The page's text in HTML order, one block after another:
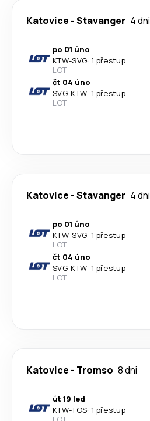
Katovice -Stavanger 4 dni
po 01 úno
KTW-SVG· 1 přestup
LOT
čt 04 úno
SVG-KTW· 1 přestup
LOT
Katovice -Stavanger 4 dni
po 01 úno
KTW-SVG· 1 přestup
LOT
čt 04 úno
SVG-KTW· 1 přestup
LOT
Katovice - Tromso 8 dni
út 19 led
KTW-TOS· 1 přestup